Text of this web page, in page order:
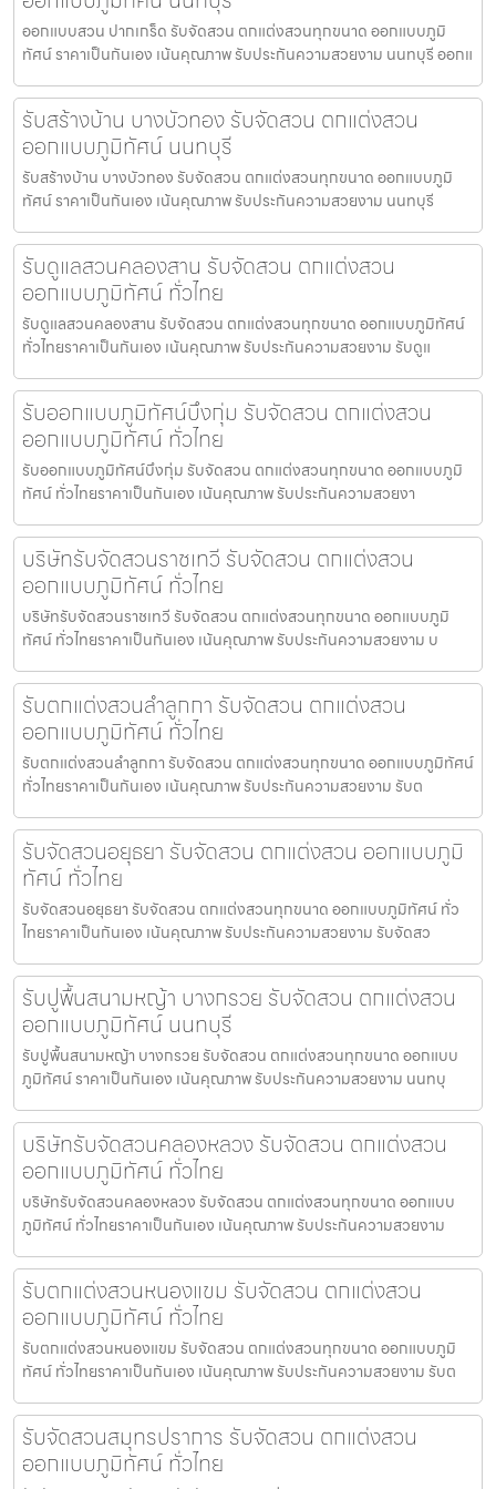
ออกแบบสวน ปากเกร็ด รับจัดสวน ตกแต่งสวนทุกขนาด ออกแบบภูมิ
ทัศน์ ราคาเป็นกันเอง เน้นคุณภาพ รับประกันความสวยงาม นนทบุรี ออกแ
รับสร้างบ้าน บางบัวทอง รับจัดสวน ตกแต่งสวน
ออกแบบภูมิทัศน์ นนทบุรี
รับสร้างบ้าน บางบัวทอง รับจัดสวน ตกแต่งสวนทุกขนาด ออกแบบภูมิ
ทัศน์ ราคาเป็นกันเอง เน้นคุณภาพ รับประกันความสวยงาม นนทบุรี
รับดูแลสวนคลองสาน รับจัดสวน ตกแต่งสวน
ออกแบบภูมิทัศน์ ทั่วไทย
รับดูแลสวนคลองสาน รับจัดสวน ตกแต่งสวนทุกขนาด ออกแบบภูมิทัศน์
ทั่วไทยราคาเป็นกันเอง เน้นคุณภาพ รับประกันความสวยงาม รับดูแ
รับออกแบบภูมิทัศน์บึงกุ่ม รับจัดสวน ตกแต่งสวน
ออกแบบภูมิทัศน์ ทั่วไทย
รับออกแบบภูมิทัศน์บึงกุ่ม รับจัดสวน ตกแต่งสวนทุกขนาด ออกแบบภูมิ
ทัศน์ ทั่วไทยราคาเป็นกันเอง เน้นคุณภาพ รับประกันความสวยงา
บริษัทรับจัดสวนราชเทวี รับจัดสวน ตกแต่งสวน
ออกแบบภูมิทัศน์ ทั่วไทย
บริษัทรับจัดสวนราชเทวี รับจัดสวน ตกแต่งสวนทุกขนาด ออกแบบภูมิ
ทัศน์ ทั่วไทยราคาเป็นกันเอง เน้นคุณภาพ รับประกันความสวยงาม บ
รับตกแต่งสวนลำลูกกา รับจัดสวน ตกแต่งสวน
ออกแบบภูมิทัศน์ ทั่วไทย
รับตกแต่งสวนลำลูกกา รับจัดสวน ตกแต่งสวนทุกขนาด ออกแบบภูมิทัศน์
ทั่วไทยราคาเป็นกันเอง เน้นคุณภาพ รับประกันความสวยงาม รับต
รับจัดสวนอยุธยา รับจัดสวน ตกแต่งสวน ออกแบบภูมิ
ทัศน์ ทั่วไทย
รับจัดสวนอยุธยา รับจัดสวน ตกแต่งสวนทุกขนาด ออกแบบภูมิทัศน์ ทั่ว
ไทยราคาเป็นกันเอง เน้นคุณภาพ รับประกันความสวยงาม รับจัดสว
รับปูพื้นสนามหญ้า บางกรวย รับจัดสวน ตกแต่งสวน
ออกแบบภูมิทัศน์ นนทบุรี
รับปูพื้นสนามหญ้า บางกรวย รับจัดสวน ตกแต่งสวนทุกขนาด ออกแบบ
ภูมิทัศน์ ราคาเป็นกันเอง เน้นคุณภาพ รับประกันความสวยงาม นนทบุ
บริษัทรับจัดสวนคลองหลวง รับจัดสวน ตกแต่งสวน
ออกแบบภูมิทัศน์ ทั่วไทย
บริษัทรับจัดสวนคลองหลวง รับจัดสวน ตกแต่งสวนทุกขนาด ออกแบบ
ภูมิทัศน์ ทั่วไทยราคาเป็นกันเอง เน้นคุณภาพ รับประกันความสวยงาม
รับตกแต่งสวนหนองแขม รับจัดสวน ตกแต่งสวน
ออกแบบภูมิทัศน์ ทั่วไทย
รับตกแต่งสวนหนองแขม รับจัดสวน ตกแต่งสวนทุกขนาด ออกแบบภูมิ
ทัศน์ ทั่วไทยราคาเป็นกันเอง เน้นคุณภาพ รับประกันความสวยงาม รับต
รับจัดสวนสมุทรปราการ รับจัดสวน ตกแต่งสวน
ออกแบบภูมิทัศน์ ทั่วไทย